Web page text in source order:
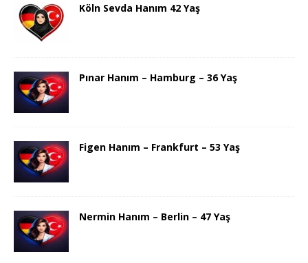
Köln Sevda Hanım 42 Yaş
Pınar Hanım – Hamburg – 36 Yaş
Figen Hanım – Frankfurt – 53 Yaş
Nermin Hanım – Berlin – 47 Yaş